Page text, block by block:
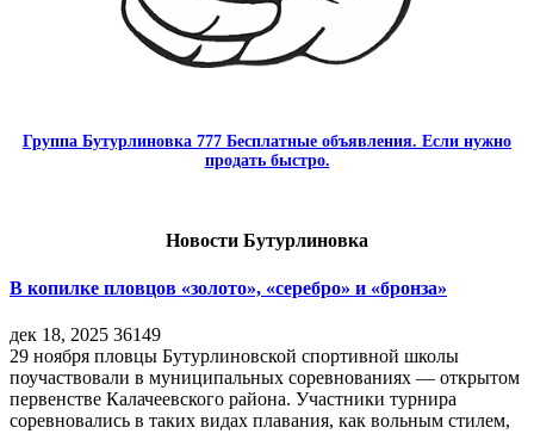
Группа Бутурлиновка 777 Бесплатные объявления. Если нужно
продать быстро.
Новости Бутурлиновка
В копилке пловцов «золото», «серебро» и «бронза»
дек 18, 2025 36149
29 ноября пловцы Бутурлиновской спортивной школы
поучаствовали в муниципальных соревнованиях — открытом
первенстве Калачеевского района. Участники турнира
соревновались в таких видах плавания, как вольным стилем,